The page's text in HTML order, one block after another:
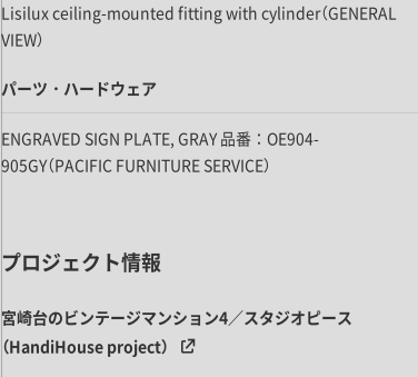
Lisilux ceiling-mounted fitting with cylinder（GENERAL
VIEW）
パーツ・ハードウェア
ENGRAVED SIGN PLATE, GRAY 品番：OE904-
905GY（PACIFIC FURNITURE SERVICE）
プロジェクト情報
宮崎台のビンテージマンション4／スタジオピース
（HandiHouse project）
キッチン収納
洗面水栓
洗面アクセサリー
ランドリーパーツ
バス・トイレ すべて
トイレアクセサリー
ペーパーホルダー
取っ手・つまみ
棚パーツ・ラック すべて
テーブル・デスク本体
収納・キャビネット